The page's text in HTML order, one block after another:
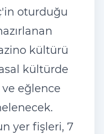
oturduğu
kültürü
kültürde
eğlence
yer fişleri, 7